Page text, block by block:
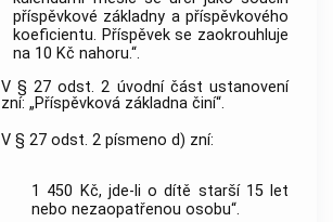
příspěvkové základny a příspěvkového
koeficientu. Příspěvek se zaokrouhluje
na 10 Kč nahoru.“.
V § 27 odst. 2 úvodní část ustanovení
zní: „Příspěvková základna činí“.
V § 27 odst. 2 písmeno d) zní:
1 450 Kč, jde-li o dítě starší 15 let
nebo nezaopatřenou osobu“.